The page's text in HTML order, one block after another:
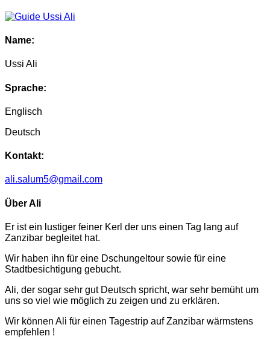
Name:
Ussi Ali
Sprache:
Englisch
Deutsch
Kontakt:
ali.salum5@gmail.com
Über Ali
Er ist ein lustiger feiner Kerl der uns einen Tag lang auf
Zanzibar begleitet hat.
Wir haben ihn für eine Dschungeltour sowie für eine
Stadtbesichtigung gebucht.
Ali, der sogar sehr gut Deutsch spricht, war sehr bemüht um
uns so viel wie möglich zu zeigen und zu erklären.
Wir können Ali für einen Tagestrip auf Zanzibar wärmstens
empfehlen !